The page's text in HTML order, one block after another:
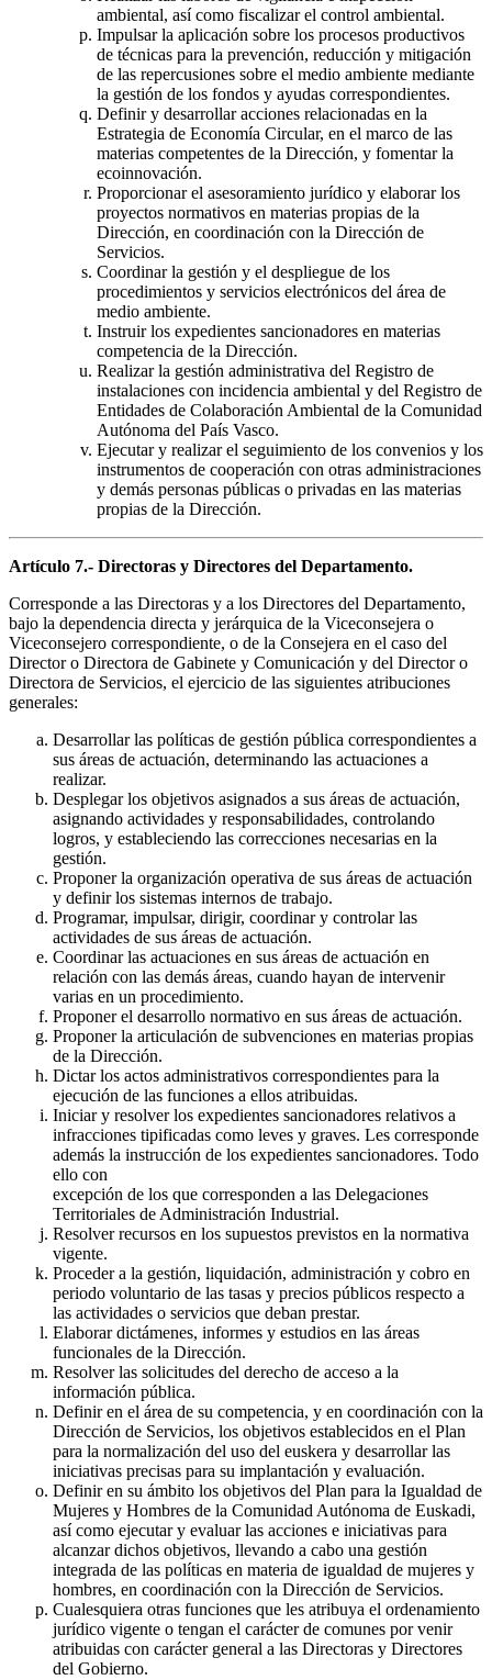
ambiental, así como fiscalizar el control ambiental.
Impulsar la aplicación sobre los procesos productivos
de técnicas para la prevención, reducción y mitigación
de las repercusiones sobre el medio ambiente mediante
la gestión de los fondos y ayudas correspondientes.
Definir y desarrollar acciones relacionadas en la
Estrategia de Economía Circular, en el marco de las
materias competentes de la Dirección, y fomentar la
ecoinnovación.
Proporcionar el asesoramiento jurídico y elaborar los
proyectos normativos en materias propias de la
Dirección, en coordinación con la Dirección de
Servicios.
Coordinar la gestión y el despliegue de los
procedimientos y servicios electrónicos del área de
medio ambiente.
Instruir los expedientes sancionadores en materias
competencia de la Dirección.
Realizar la gestión administrativa del Registro de
instalaciones con incidencia ambiental y del Registro de
Entidades de Colaboración Ambiental de la Comunidad
Autónoma del País Vasco.
Ejecutar y realizar el seguimiento de los convenios y los
instrumentos de cooperación con otras administraciones
y demás personas públicas o privadas en las materias
propias de la Dirección.
Artículo 7.- Directoras y Directores del Departamento.
Corresponde a las Directoras y a los Directores del Departamento,
bajo la dependencia directa y jerárquica de la Viceconsejera o
Viceconsejero correspondiente, o de la Consejera en el caso del
Director o Directora de Gabinete y Comunicación y del Director o
Directora de Servicios, el ejercicio de las siguientes atribuciones
generales:
Desarrollar las políticas de gestión pública correspondientes a
sus áreas de actuación, determinando las actuaciones a
realizar.
Desplegar los objetivos asignados a sus áreas de actuación,
asignando actividades y responsabilidades, controlando
logros, y estableciendo las correcciones necesarias en la
gestión.
Proponer la organización operativa de sus áreas de actuación
y definir los sistemas internos de trabajo.
Programar, impulsar, dirigir, coordinar y controlar las
actividades de sus áreas de actuación.
Coordinar las actuaciones en sus áreas de actuación en
relación con las demás áreas, cuando hayan de intervenir
varias en un procedimiento.
Proponer el desarrollo normativo en sus áreas de actuación.
Proponer la articulación de subvenciones en materias propias
de la Dirección.
Dictar los actos administrativos correspondientes para la
ejecución de las funciones a ellos atribuidas.
Iniciar y resolver los expedientes sancionadores relativos a
infracciones tipificadas como leves y graves. Les corresponde
además la instrucción de los expedientes sancionadores. Todo
ello con
excepción de los que corresponden a las Delegaciones
Territoriales de Administración Industrial.
Resolver recursos en los supuestos previstos en la normativa
vigente.
Proceder a la gestión, liquidación, administración y cobro en
periodo voluntario de las tasas y precios públicos respecto a
las actividades o servicios que deban prestar.
Elaborar dictámenes, informes y estudios en las áreas
funcionales de la Dirección.
Resolver las solicitudes del derecho de acceso a la
información pública.
Definir en el área de su competencia, y en coordinación con la
Dirección de Servicios, los objetivos establecidos en el Plan
para la normalización del uso del euskera y desarrollar las
iniciativas precisas para su implantación y evaluación.
Definir en su ámbito los objetivos del Plan para la Igualdad de
Mujeres y Hombres de la Comunidad Autónoma de Euskadi,
así como ejecutar y evaluar las acciones e iniciativas para
alcanzar dichos objetivos, llevando a cabo una gestión
integrada de las políticas en materia de igualdad de mujeres y
hombres, en coordinación con la Dirección de Servicios.
Cualesquiera otras funciones que les atribuya el ordenamiento
jurídico vigente o tengan el carácter de comunes por venir
atribuidas con carácter general a las Directoras y Directores
del Gobierno.